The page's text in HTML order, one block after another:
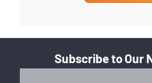
Subscribe to Our